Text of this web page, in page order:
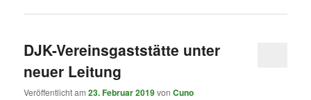
DJK-Vereinsgaststätte unter
neuer Leitung
Veröffentlicht am23. Februar 2019vonCuno